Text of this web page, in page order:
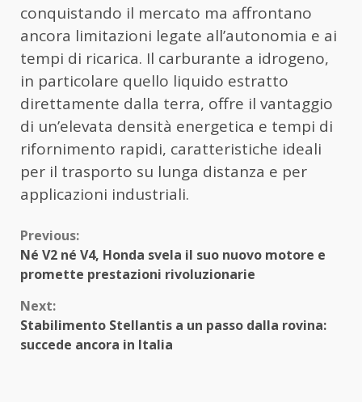
conquistando il mercato ma affrontano
ancora limitazioni legate all’autonomia e ai
tempi di ricarica. Il carburante a idrogeno,
in particolare quello liquido estratto
direttamente dalla terra, offre il vantaggio
di un’elevata densità energetica e tempi di
rifornimento rapidi, caratteristiche ideali
per il trasporto su lunga distanza e per
applicazioni industriali.
Continue
Reading
Previous:
Né V2 né V4, Honda svela il suo nuovo motore e
promette prestazioni rivoluzionarie
Next:
Stabilimento Stellantis a un passo dalla rovina:
succede ancora in Italia